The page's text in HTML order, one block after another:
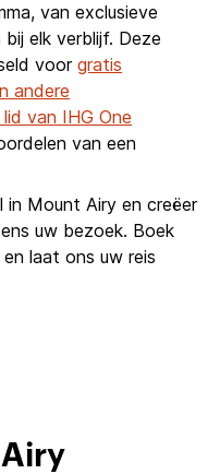
van exclusieve
elk verblijf. Deze
voor gratis
andere
van IHG One
van een
Mount Airy en creëer
uw bezoek. Boek
laat ons uw reis